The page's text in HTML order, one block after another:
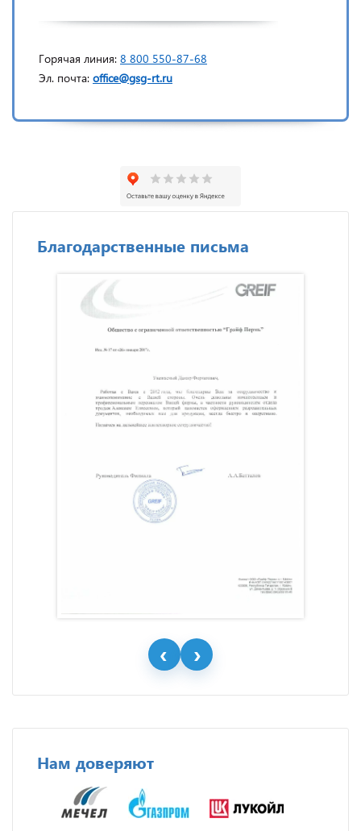
Горячая линия: 8 800 550-87-68
Эл. почта: office@gsg-rt.ru
Благодарственные письма
Нам доверяют